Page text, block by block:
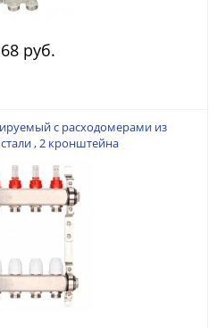
руб.
с расходомерами из
, 2 кронштейна